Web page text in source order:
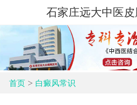
石家庄远大中医
首页> 白癜风常识